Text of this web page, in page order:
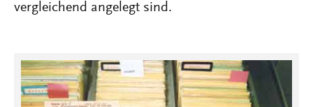
vergleichend angelegt sind.